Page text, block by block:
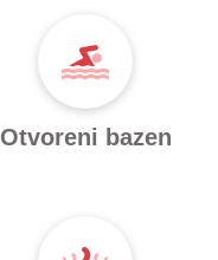
Otvoreni bazen